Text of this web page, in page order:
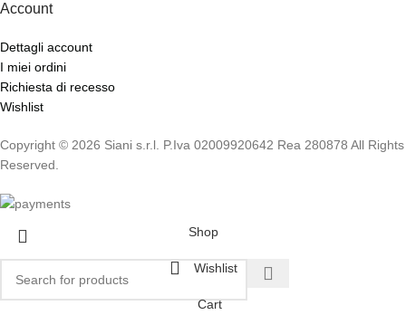
Account
Dettagli account
I miei ordini
Richiesta di recesso
Wishlist
Copyright © 2026 Siani s.r.l. P.Iva 02009920642 Rea 280878 All Rights
Reserved.
Shop
Wishlist
Cart